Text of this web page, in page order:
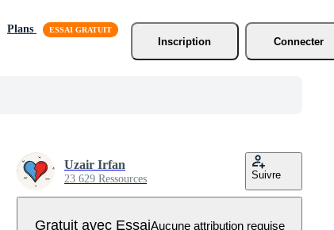
Plans
Inscription
Connecter
Uzair Irfan
23 629 Ressources Suivre
Gratuit avec EssaiAucune attribution requise